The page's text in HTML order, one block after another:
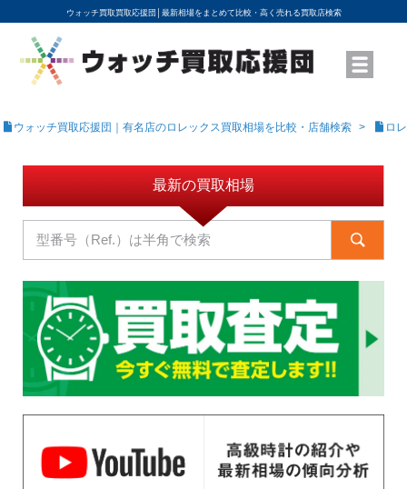
ウォッチ買取買取応援団│ 最新相場をまとめて比較・高く売れる買取店検索
YouTubeで動画を公開中
ROLEXモデル名から買取相場を調べる
高級時計ブランド名から買取相場を調べる
地域から買取店を探す
店舗名から買取店を探す
ブランド時計を高く売る方法
買取査定を依頼する
ウォッチ買取応援団｜有名店のロレックス買取相場を比較・店舗検索 ロ
最新の買取相場